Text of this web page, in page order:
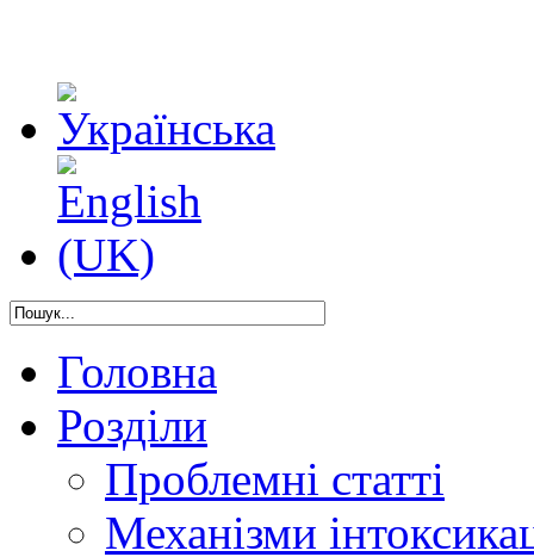
Головна
Розділи
Проблемні статті
Механізми